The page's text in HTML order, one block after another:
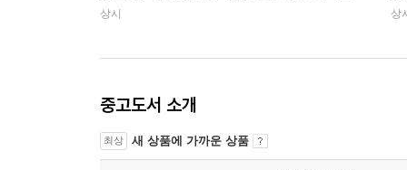
상시 상
중고도서 소개
최상 새 상품에 가까운 상품